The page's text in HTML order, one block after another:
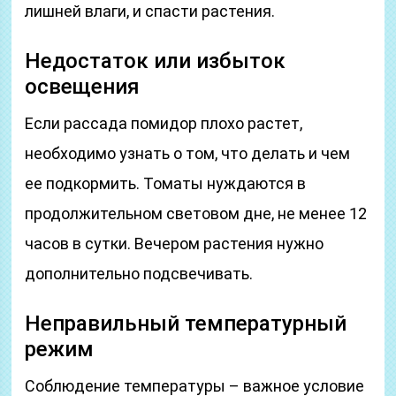
лишней влаги, и спасти растения.
Недостаток или избыток
освещения
Если рассада помидор плохо растет,
необходимо узнать о том, что делать и чем
ее подкормить. Томаты нуждаются в
продолжительном световом дне, не менее 12
часов в сутки. Вечером растения нужно
дополнительно подсвечивать.
Неправильный температурный
режим
Соблюдение температуры – важное условие